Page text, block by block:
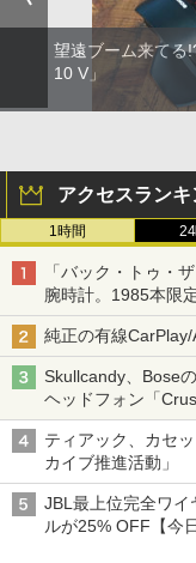
望遠ブーム来てる
10 V」
アクセスランキ
1時間
「バック・トゥ・
腕時計。1985本限
純正の有線
Skullcandy、Bose
ヘッドフォン「
ティアック、カセ
カイブ推進活動」
JBL最上位完全ワ
ルが25% OFF【今